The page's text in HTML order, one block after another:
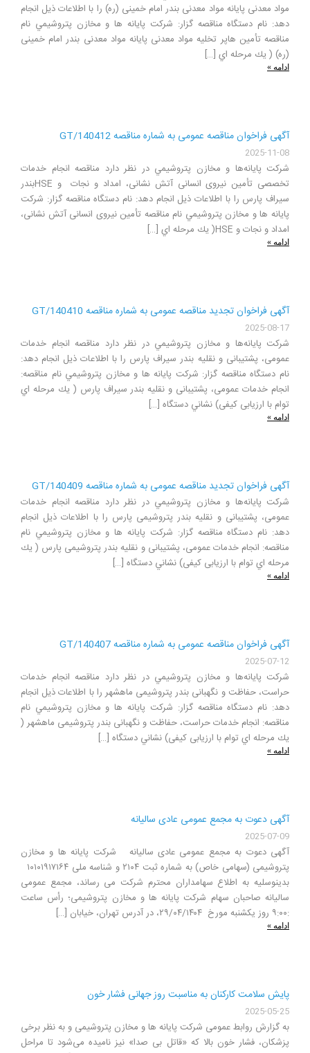
مواد معدنی پایانه مواد معدنی بندر امام خمینی (ره) را با اطلاعات ذيل انجام
دهد: نام دستگاه مناقصه گزار: شركت پايانه ها و مخازن پتروشيمي نام
مناقصه تأمین هاپر تخلیه مواد معدنی پایانه مواد معدنی بندر امام خمینی
(ره) ( يك مرحله اي […]
ادامه »
آگهی فراخوان مناقصه عمومی به شماره مناقصه GT/140412
2025-11-08
شركت پايانه‌ها و مخازن پتروشيمي در نظر دارد مناقصه انجام خدمات
تخصصی تأمین نیروی انسانی آتش نشانی، امداد و نجات و HSEبندر
سیراف پارس را با اطلاعات ذيل انجام دهد: نام دستگاه مناقصه گزار: شركت
پايانه ها و مخازن پتروشيمي نام مناقصه تأمین نیروی انسانی آتش نشانی،
امداد و نجات و HSE( يك مرحله اي […]
ادامه »
آگهی فراخوان تجدید مناقصه عمومی به شماره مناقصه GT/140410
2025-08-17
شركت پايانه‌ها و مخازن پتروشيمي در نظر دارد مناقصه انجام خدمات
عمومی، پشتیبانی و نقلیه بندر سیراف پارس را با اطلاعات ذيل انجام دهد:
نام دستگاه مناقصه گزار: شركت پايانه ها و مخازن پتروشيمي نام مناقصه:
انجام خدمات عمومی، پشتیبانی و نقلیه بندر سیراف پارس ( يك مرحله اي
توام با ارزیابی کیفی) نشاني دستگاه […]
ادامه »
آگهی فراخوان تجدید مناقصه عمومی به شماره مناقصه GT/140409
شركت پايانه‌ها و مخازن پتروشيمي در نظر دارد مناقصه انجام خدمات
عمومی، پشتیبانی و نقلیه بندر پتروشیمی پارس را با اطلاعات ذيل انجام
دهد: نام دستگاه مناقصه گزار: شركت پايانه ها و مخازن پتروشيمي نام
مناقصه: انجام خدمات عمومی، پشتیبانی و نقلیه بندر پتروشیمی پارس ( يك
مرحله اي توام با ارزیابی کیفی) نشاني دستگاه […]
ادامه »
آگهی فراخوان مناقصه عمومی به شماره مناقصه GT/140407
2025-07-12
شركت پايانه‌ها و مخازن پتروشيمي در نظر دارد مناقصه انجام خدمات
حراست، حفاظت و نگهبانی بندر پتروشیمی ماهشهر را با اطلاعات ذيل انجام
دهد: نام دستگاه مناقصه گزار: شركت پايانه ها و مخازن پتروشيمي نام
مناقصه: انجام خدمات حراست، حفاظت و نگهبانی بندر پتروشیمی ماهشهر (
يك مرحله اي توام با ارزیابی کیفی) نشاني دستگاه […]
ادامه »
آگهی دعوت به مجمع عمومی عادی سالیانه
2025-07-09
آگهی دعوت به مجمع عمومی عادی سالیانه شرکت پایانه ها و مخازن
بدینوسلیه به اطلاع سهامداران محترم شرکت می رساند، مجمع عمومی
سالیانه صاحبان سهام شرکت پایانه ها و مخازن پتروشیمی؛ رأس ساعت
:۹:۰۰ روز یکشنبه مورخ ۲۹/۰۴/۱۴۰۴، در آدرس تهران، خیابان […]
ادامه »
پایش سلامت کارکنان به مناسبت روز جهانی فشار خون
2025-05-25
به گزارش روابط عمومی شرکت پایانه ها و مخازن پتروشیمی و به نظر برخی
پزشکان، فشار خون بالا که «قاتل بی صدا» نیز نامیده می‌شود تا مراحل